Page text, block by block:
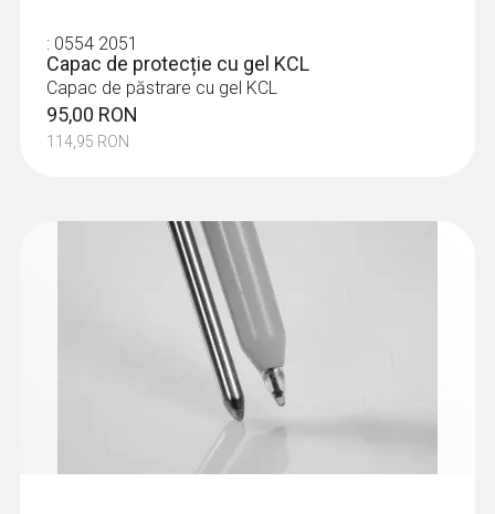
Temperatura de depozitare
-20 la +70 °C
: 0554 2051
Capac de protecție cu gel KCL
Capac de păstrare cu gel KCL
95,00 RON
114,95 RON